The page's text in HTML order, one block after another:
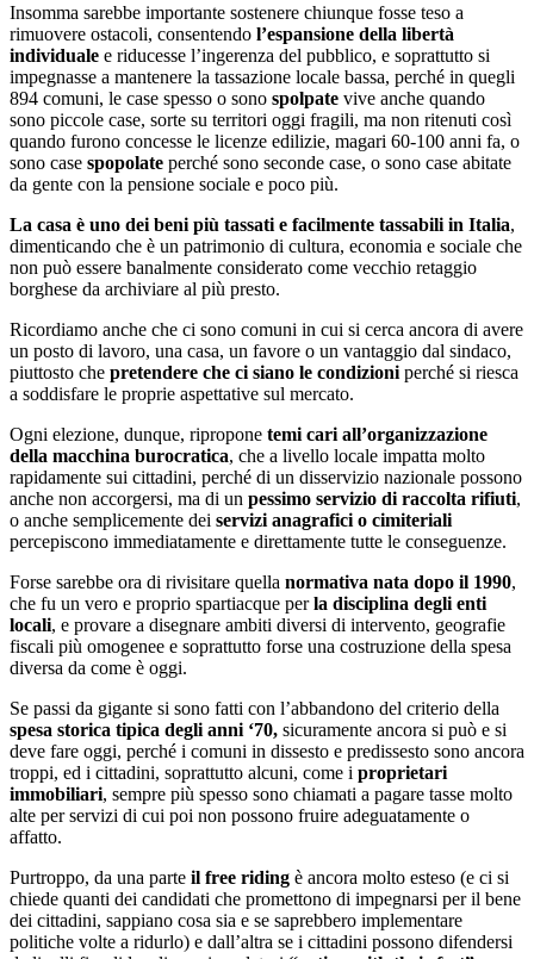
Insomma sarebbe importante sostenere chiunque fosse teso a
rimuovere ostacoli, consentendo l’espansione della libertà
individuale e riducesse l’ingerenza del pubblico, e soprattutto si
impegnasse a mantenere la tassazione locale bassa, perché in quegli
894 comuni, le case spesso o sono spolpate vive anche quando
sono piccole case, sorte su territori oggi fragili, ma non ritenuti così
quando furono concesse le licenze edilizie, magari 60-100 anni fa, o
sono case spopolate perché sono seconde case, o sono case abitate
da gente con la pensione sociale e poco più.
La casa è uno dei beni più tassati e facilmente tassabili in Italia,
dimenticando che è un patrimonio di cultura, economia e sociale che
non può essere banalmente considerato come vecchio retaggio
borghese da archiviare al più presto.
Ricordiamo anche che ci sono comuni in cui si cerca ancora di avere
un posto di lavoro, una casa, un favore o un vantaggio dal sindaco,
piuttosto che pretendere che ci siano le condizioni perché si riesca
a soddisfare le proprie aspettative sul mercato.
Ogni elezione, dunque, ripropone temi cari all’organizzazione
della macchina burocratica, che a livello locale impatta molto
rapidamente sui cittadini, perché di un disservizio nazionale possono
anche non accorgersi, ma di un pessimo servizio di raccolta rifiuti,
o anche semplicemente dei servizi anagrafici o cimiteriali
percepiscono immediatamente e direttamente tutte le conseguenze.
Forse sarebbe ora di rivisitare quella normativa nata dopo il 1990,
che fu un vero e proprio spartiacque perla disciplina degli enti
locali, e provare a disegnare ambiti diversi di intervento, geografie
fiscali più omogenee e soprattutto forse una costruzione della spesa
diversa da come è oggi.
Se passi da gigante si sono fatti con l’abbandono del criterio della
spesa storica tipica degli anni ‘70, sicuramente ancora si può e si
deve fare oggi, perché i comuni in dissesto e predissesto sono ancora
troppi, ed i cittadini, soprattutto alcuni, come i proprietari
immobiliari, sempre più spesso sono chiamati a pagare tasse molto
alte per servizi di cui poi non possono fruire adeguatamente o
affatto.
Purtroppo, da una parte il free riding è ancora molto esteso (e ci si
chiede quanti dei candidati che promettono di impegnarsi per il bene
dei cittadini, sappiano cosa sia e se saprebbero implementare
politiche volte a ridurlo) e dall’altra se i cittadini possono difendersi